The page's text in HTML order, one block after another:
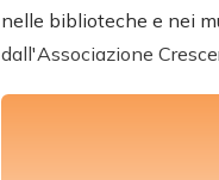
nelle biblioteche e nei
dall'Associazione